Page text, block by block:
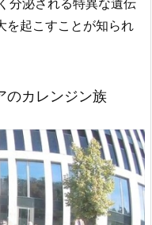
分泌される特異な遺伝
を起こすことが知られ
のカレンジン族